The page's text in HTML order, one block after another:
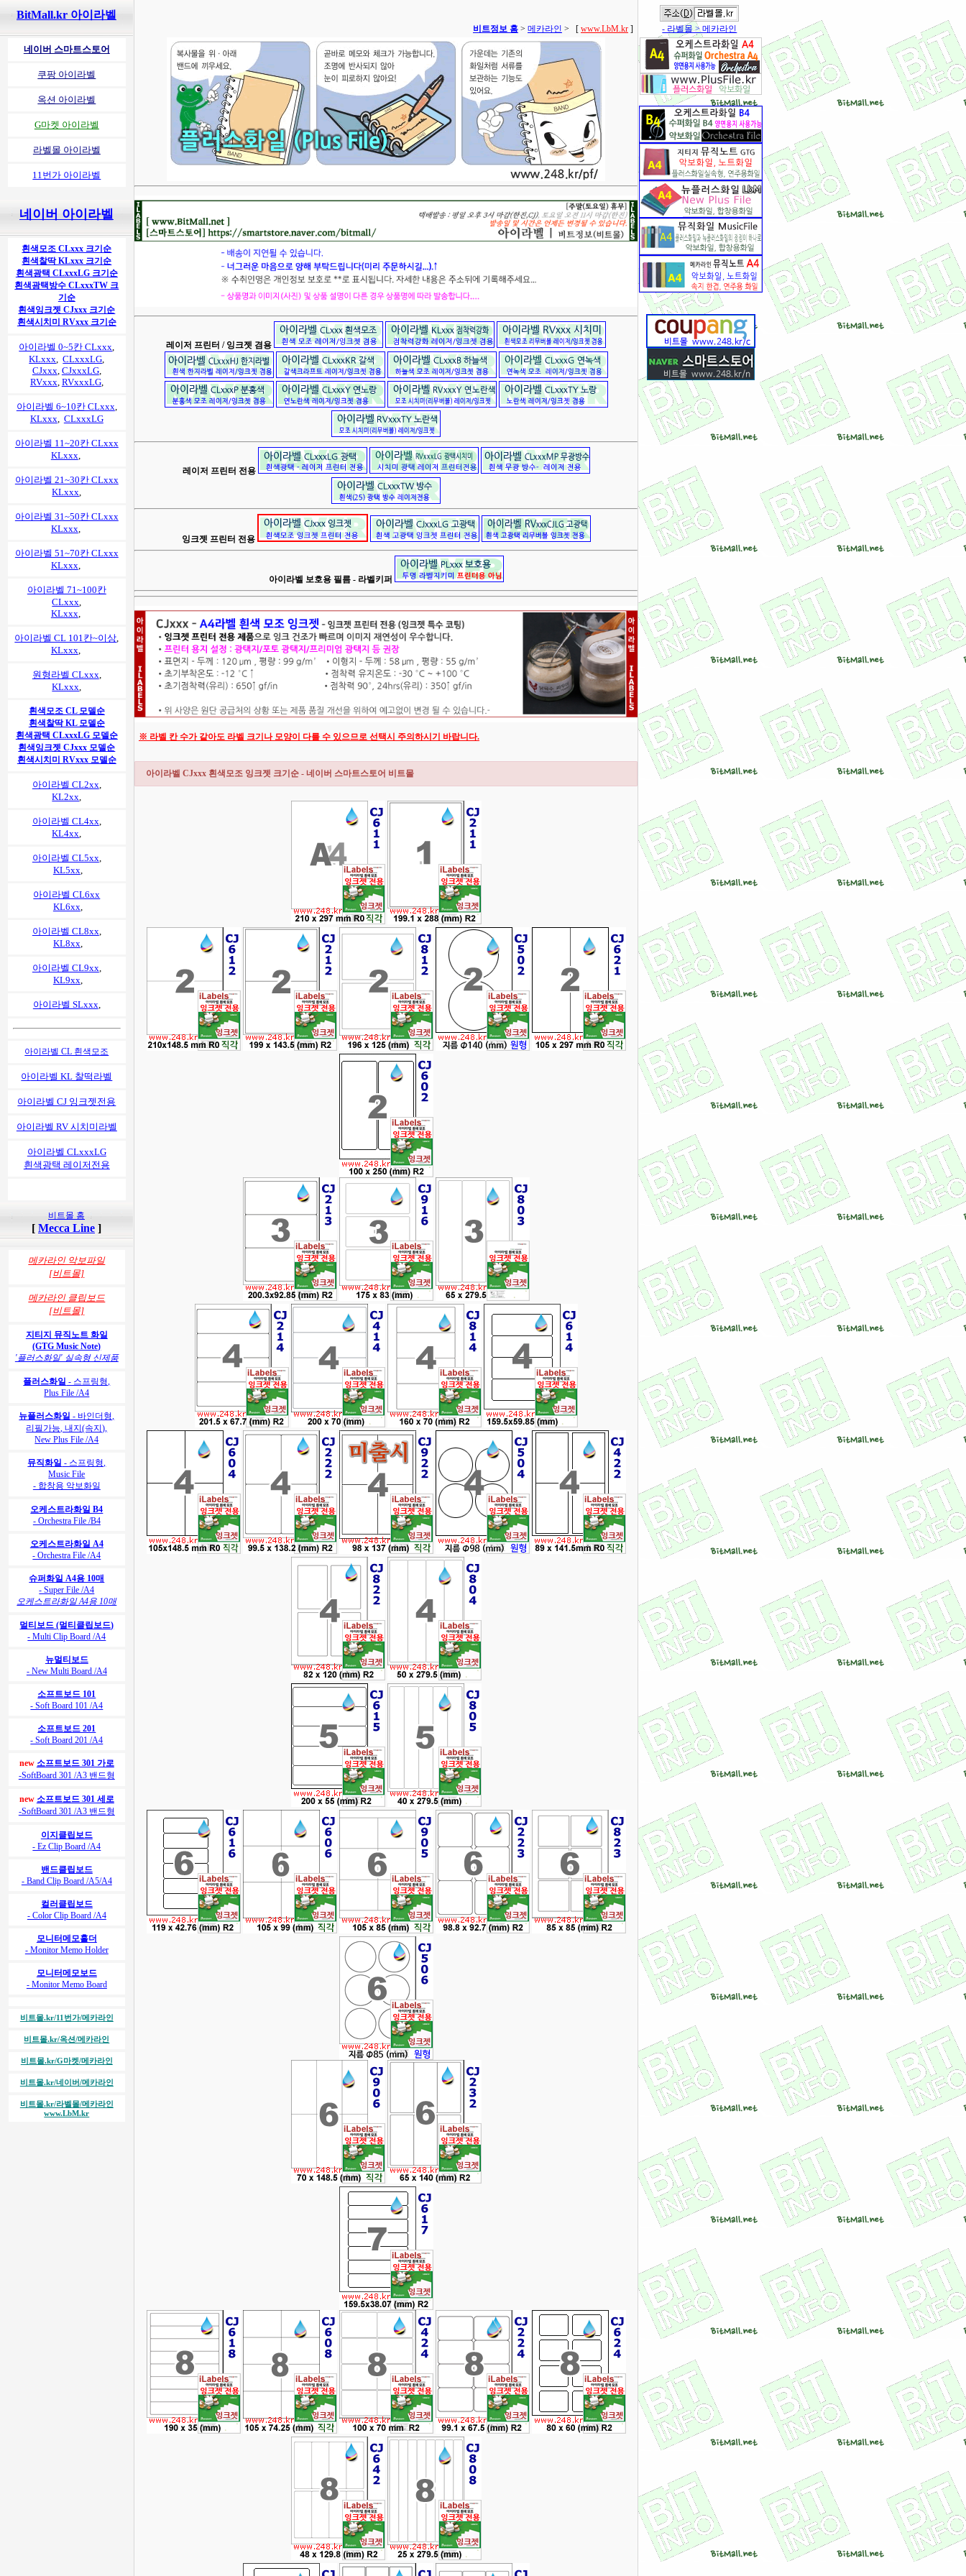
BitMall.kr 아이라벨
네이버 스마트스토어
쿠팡 아이라벨
옥션 아이라벨
G마켓 아이라벨
라벨몰 아이라벨
11번가 아이라벨
네이버 아이라벨
흰색모조 CLxxx 크기순
흰색찰딱 KLxxx 크기순
흰색광택 CLxxxLG 크기순
흰색광택방수 CLxxxTW 크
기순
흰색잉크젯 CJxxx 크기순
흰색시치미 RVxxx 크기순
아이라벨 0~5칸 CLxxx,
KLxxx,CLxxxLG,
CJxxx, CJxxxLG,
RVxxx, RVxxxLG,
아이라벨 6~10칸 CLxxx,
KLxxx, CLxxxLG
아이라벨 11~20칸 CLxxx
KLxxx,
아이라벨 21~30칸 CLxxx
KLxxx,
아이라벨 31~50칸 CLxxx
KLxxx,
아이라벨 51~70칸 CLxxx
KLxxx,
아이라벨 71~100칸
CLxxx,
KLxxx,
아이라벨 CL 101칸~이상,
KLxxx,
원형라벨 CLxxx,
KLxxx,
흰색모조 CL 모델순
흰색찰딱 KL 모델순
흰색광택 CLxxxLG 모델순
흰색잉크젯 CJxxx 모델순
흰색시치미 RVxxx 모델순
아이라벨 CL2xx,
KL2xx,
아이라벨 CL4xx,
KL4xx,
아이라벨 CL5xx,
KL5xx,
아이라벨 CL6xx
KL6xx,
아이라벨 CL8xx,
KL8xx,
아이라벨 CL9xx,
KL9xx,
아이라벨 SLxxx,
아이라벨 CL 흰색모조
아이라벨 KL 찰떡라벨
아이라벨 CJ 잉크젯전용
아이라벨 RV 시치미라벨
아이라벨 CLxxxLG
흰색광택 레이저전용
비트몰 홈
[ Mecca Line ]
메카라인 악보파일
[비트몰]
메카라인 클립보드
[비트몰]
지티지 뮤직노트 화일
(GTG Music Note)
'플러스화일' 실속형 신제품
플러스화일 - 스프링형,
Plus File /A4
뉴플러스화일 - 바인더형,
리필가능, 내지(속지),
New Plus File /A4
뮤직화일 - 스프링형,
Music File
- 합창용 악보화일
오케스트라화일 B4
- Orchestra File /B4
오케스트라화일 A4
- Orchestra File /A4
슈퍼화일 A4용 10매
- Super File /A4
오케스트라화일 A4용 10매
멀티보드 (멀티클립보드)
- Multi Clip Board /A4
뉴멀티보드
- New Multi Board /A4
소프트보드 101
- Soft Board 101 /A4
소프트보드 201
- Soft Board 201 /A4
new 소프트보드 301 가로
-SoftBoard 301 /A3 밴드형
new 소프트보드 301 세로
-SoftBoard 301 /A3 밴드형
이지클립보드
- Ez Clip Board /A4
밴드클립보드
- Band Clip Board /A5/A4
컬러클립보드
- Color Clip Board /A4
모니터메모홀더
- Monitor Memo Holder
모니터메모보드
- Monitor Memo Board
비트몰.kr/11번가/메카라인
비트몰.kr/옥션/메카라인
비트몰.kr/G마켓/메카라인
비트몰.kr/네이버/메카라인
비트몰.kr/라벨몰/메카라인
www.LbM.kr
비트정보 홈 > 메카라인 > [ www.LbM.kr ]
레이저 프린터 / 잉크젯 겸용
레이저 프린터 전용
잉크젯 프린터 전용
아이라벨 보호용 필름 - 라벨키퍼
※ 라벨 칸 수가 같아도 라벨 크기나 모양이 다를 수 있으므로 선택시 주의하시기 바랍니다.
아이라벨 CJxxx 흰색모조 잉크젯 크기순 - 네이버 스마트스토어 비트몰
- 라벨몰 > 메카라인